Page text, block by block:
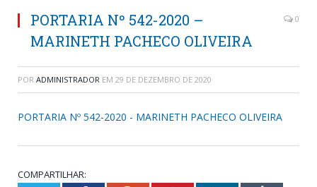
PORTARIA Nº 542-2020 –
MARINETH PACHECO OLIVEIRA
0
POR ADMINISTRADOR EM 29 DE DEZEMBRO DE 2020
PORTARIA Nº 542-2020 - MARINETH PACHECO OLIVEIRA
COMPARTILHAR: